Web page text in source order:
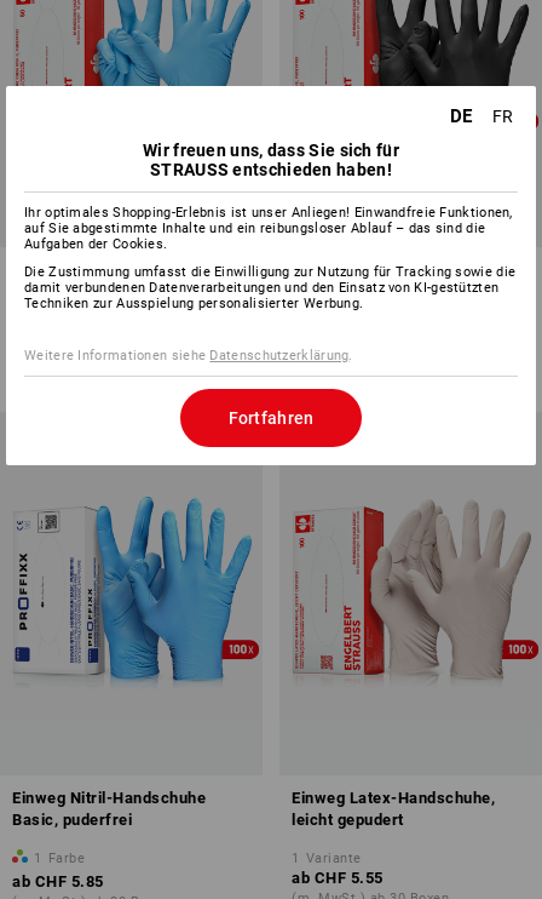
Einweg Nitril-Handschuhe
Chem Risk II,puderfrei
ab CHF 15.89
Einweg Latex-Handschuhe,
puderfrei
ab CHF 8.04
(m. MwSt.) ab 30 Boxen
Einweg Nitril-Handschuhe
Basic, puderfrei
1 Farbe
ab CHF 5.85
Einweg Latex-Handschuhe,
leicht gepudert
1 Variante
ab CHF 5.55
DE
FR
Wir freuen uns, dass Sie sich für
STRAUSS entschieden haben!
Ihr optimales Shopping-Erlebnis ist unser Anliegen! Einwandfreie Funktionen,
auf Sie abgestimmte Inhalte und ein reibungsloser Ablauf – das sind die
Aufgaben der Cookies.
Die Zustimmung umfasst die Einwilligung zur Nutzung für Tracking sowie die
damit verbundenen Datenverarbeitungen und den Einsatz von KI-gestützten
Techniken zur Ausspielung personalisierter Werbung.
Weitere Informationen siehe Datenschutzerklärung.
Fortfahren